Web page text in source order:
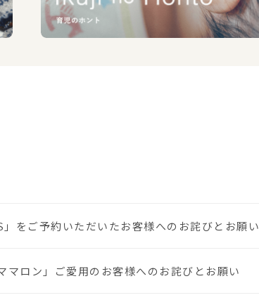
をご予約いただいたお客様へのお詫びとお願い
ロン」ご愛用のお客様へのお詫びとお願い